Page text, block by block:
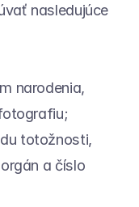
nasledujúce
narodenia,
totožnosti,
a číslo